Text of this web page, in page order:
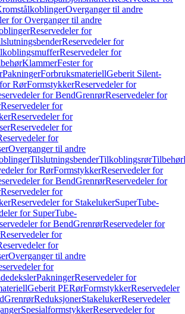
Overganger til andre
for Overganger til andre
Reservedeler for
Reservedeler for
Reservedeler for
KlammerFester for
PakningerForbruksmateriellGeberit Silent-
RørFormstykkerReservedeler for
for BendGrenrørReservedeler for
Reservedeler for
Reservedeler for
Reservedeler for
for
Overganger til andre
TilslutningsbenderTilkoblingsrørTilbehør
for RørFormstykkerReservedeler for
for BendGrenrørReservedeler for
Reservedeler for
Reservedeler for StakelukerSuperTube-
for SuperTube-
for BendGrenrørReservedeler for
Reservedeler for
for
Overganger til andre
for
PakningerReservedeler for
Geberit PERørFormstykkerReservedeler
GrenrørReduksjonerStakelukerReservedeler
SpesialformstykkerReservedeler for